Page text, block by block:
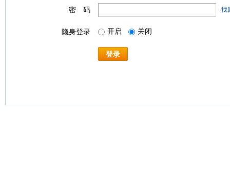
密 码 找
隐身登录 开启 关闭
登录